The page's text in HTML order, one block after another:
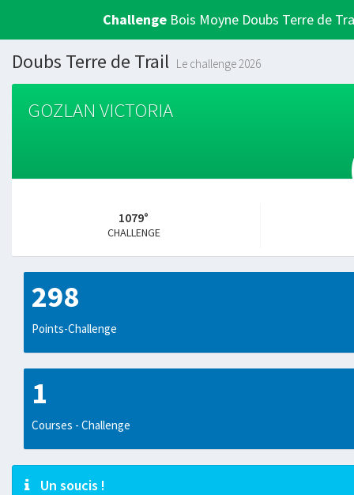
Challenge Bois Moyne Doubs Terre de
Doubs Terre de Trail Le challenge 2026
GOZLAN VICTORIA
1079°
CHALLENGE
298
Points-Challenge
1
Courses - Challenge
Un soucis !